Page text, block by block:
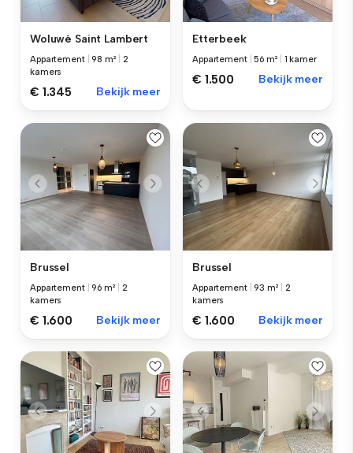
Woluwé Saint Lambert
Appartement |98 m²
2
kamers
€ 1.345 Bekijk meer
Etterbeek
Appartement |56 m² 1 kamer
€ 1.500 Bekijk meer
Brussel
Appartement |96 m²
2
kamers
€ 1.600 Bekijk meer
Brussel
Appartement |93 m²
2
kamers
€ 1.600 Bekijk meer